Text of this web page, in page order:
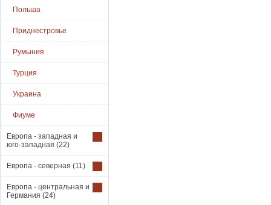
Польша
Приднестровье
Румыния
Турция
Украина
Фиуме
Европа - западная и
юго-западная (22)
Европа - северная (11)
Европа - центральная и
Германия (24)